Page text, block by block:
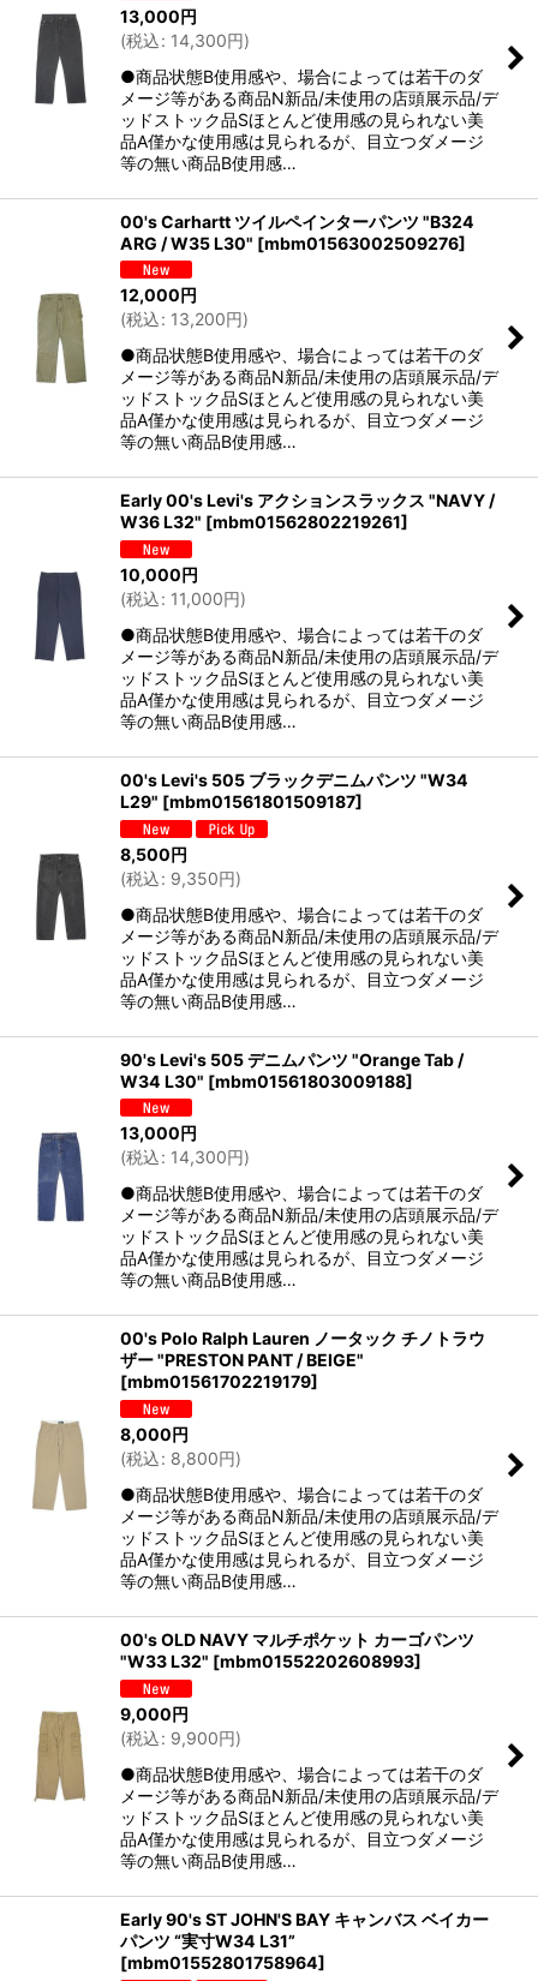
13,000円
(税込: 14,300円)
●商品状態B使用感や、場合によっては若干のダ
メージ等がある商品N新品/未使用の店頭展示品/デ
ッドストック品Sほとんど使用感の見られない美
品A僅かな使用感は見られるが、目立つダメージ
等の無い商品B使用感…
00's Carhartt ツイルペインターパンツ "B324
ARG / W35 L30" [mbm01563002509276]
12,000 円
(税込: 13,200円)
●商品状態B使用感や、場合によっては若干のダ
メージ等がある商品N新品/未使用の店頭展示品/デ
ッドストック品Sほとんど使用感の見られない美
品A僅かな使用感は見られるが、目立つダメージ
等の無い商品B使用感…
Early 00's Levi's アクションスラックス "NAVY /
W36 L32" [mbm01562802219261]
10,000円
(税込: 11,000円)
●商品状態B使用感や、場合によっては若干のダ
メージ等がある商品N新品/未使用の店頭展示品/デ
ッドストック品Sほとんど使用感の見られない美
品A僅かな使用感は見られるが、目立つダメージ
等の無い商品B使用感…
00's Levi's 505 ブラックデニムパンツ "W34
L29" [mbm01561801509187]
8,500円
(税込: 9,350円)
●商品状態B使用感や、場合によっては若干のダ
メージ等がある商品N新品/未使用の店頭展示品/デ
ッドストック品Sほとんど使用感の見られない美
品A僅かな使用感は見られるが、目立つダメージ
等の無い商品B使用感…
90's Levi's 505 デニムパンツ "Orange Tab /
W34 L30" [mbm01561803009188]
13,000 円
(税込: 14,300円)
●商品状態B使用感や、場合によっては若干のダ
メージ等がある商品N新品/未使用の店頭展示品/デ
ッドストック品Sほとんど使用感の見られない美
品A僅かな使用感は見られるが、目立つダメージ
等の無い商品B使用感…
00's Polo Ralph Lauren ノータック チノトラウ
ザー "PRESTON PANT / BEIGE"
[mbm01561702219179]
8,000円
(税込: 8,800円)
●商品状態B使用感や、場合によっては若干のダ
メージ等がある商品N新品/未使用の店頭展示品/デ
ッドストック品Sほとんど使用感の見られない美
品A僅かな使用感は見られるが、目立つダメージ
等の無い商品B使用感…
00's OLD NAVY マルチポケット カーゴパンツ
"W33 L32" [mbm01552202608993]
9,000円
(税込: 9,900円)
●商品状態B使用感や、場合によっては若干のダ
メージ等がある商品N新品/未使用の店頭展示品/デ
ッドストック品Sほとんど使用感の見られない美
品A僅かな使用感は見られるが、目立つダメージ
等の無い商品B使用感…
Early 90's ST JOHN'S BAY キャンバス ベイカー
パンツ “実寸W34 L31”
[mbm01552801758964]